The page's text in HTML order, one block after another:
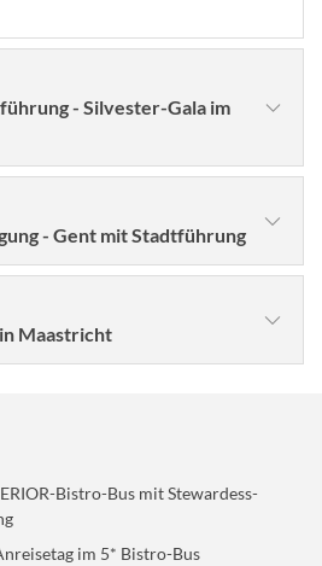
- Silvester-Gala im
vom reichhaltigen
- Gent mit Stadtführung
Maastricht
Bistro-Bus mit Stewardess-
im 5* Bistro-Bus